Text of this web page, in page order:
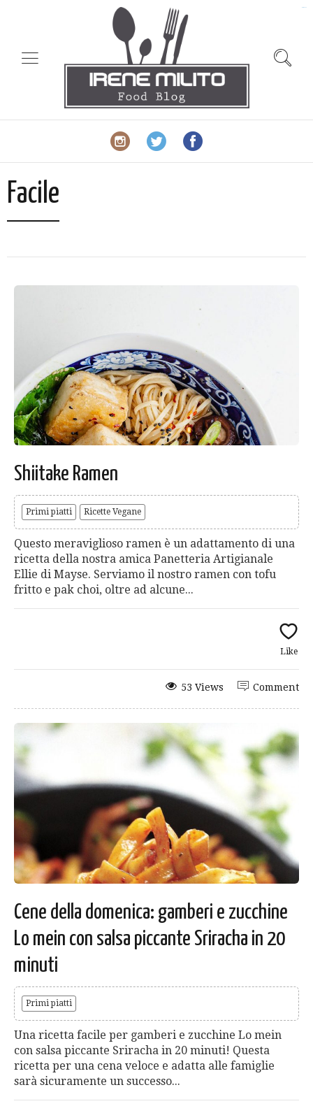
Facile
Shiitake Ramen
Primi piatti Ricette Vegane
Questo meraviglioso ramen è un adattamento di una
ricetta della nostra amica Panetteria Artigianale
Ellie di Mayse. Serviamo il nostro ramen con tofu
fritto e pak choi, oltre ad alcune...
Like
Comment
53 Views
Cene della domenica: gamberi e zucchine
Lo mein con salsa piccante Sriracha in 20
minuti
Primi piatti
Una ricetta facile per gamberi e zucchine Lo mein
con salsa piccante Sriracha in 20 minuti! Questa
ricetta per una cena veloce e adatta alle famiglie
sarà sicuramente un successo...